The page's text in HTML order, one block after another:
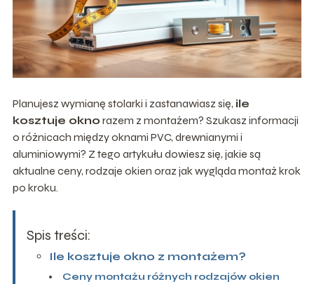
Planujesz wymianę stolarki i zastanawiasz się, ile
kosztuje okno razem z montażem? Szukasz informacji
o różnicach między oknami PVC, drewnianymi i
aluminiowymi? Z tego artykułu dowiesz się, jakie są
aktualne ceny, rodzaje okien oraz jak wygląda montaż krok
po kroku.
Spis treści:
Ile kosztuje okno z montażem?
Ceny montażu różnych rodzajów okien